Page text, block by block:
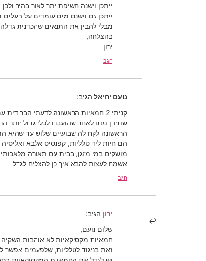
ייתכן וישנה חשיפת יתר לאור בהיר
ייתכן גם וישנם מים עומדים על
מבלי להבין את התנאים שהכדנית
בהצלחה,
ירון
הגב
נועם יחיאל הגיב:
קניתי 2 חמאיות הראשונה לדעתי הברידית עם עלים ארוכים ופריחה נון סטופ, השניה weser.
שתיהן מתו לאחר שהועברו לכלי גדול יותר הראשונה נשתלה בכבול נקי
הראשונה לקח לה שבועיים שלוש עד שהיא
הם חיות ליד טלליות, קפנסיס אלבא
מושקים במי מזגן, בבית עם תאורה מלאכותית,
אשמח לעצות להבא איך כן להצליח לגדל
הגב
ירון הגיב:
שלום נועם,
חמאיות מקסיקאיות לא אוהבות
זאת בניגוד לטלליות, שלפעמים אפשר